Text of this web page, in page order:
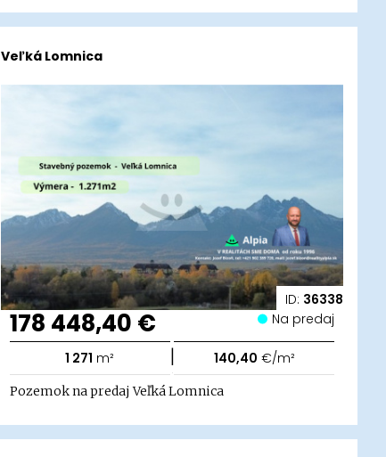
ID: 36338
Veľká Lomnica
178 448,40 € Na predaj
1 271 m² | 140,40 €/m²
Pozemok na predaj Veľká Lomnica